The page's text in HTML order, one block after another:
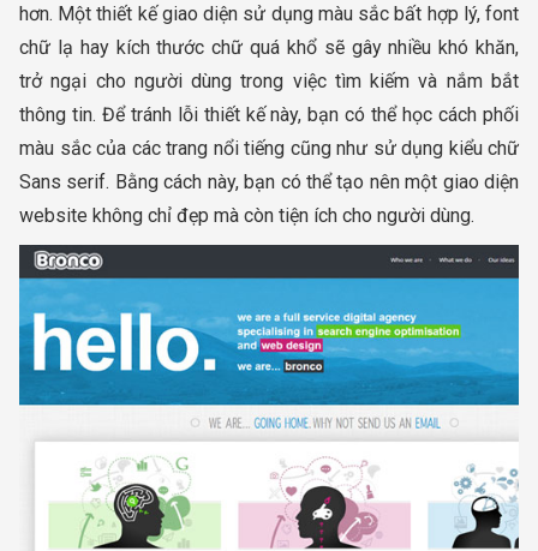
hơn. Một thiết kế giao diện sử dụng màu sắc bất hợp lý, font
chữ lạ hay kích thước chữ quá khổ sẽ gây nhiều khó khăn,
trở ngại cho người dùng trong việc tìm kiếm và nắm bắt
thông tin. Để tránh lỗi thiết kế này, bạn có thể học cách phối
màu sắc của các trang nổi tiếng cũng như sử dụng kiểu chữ
Sans serif. Bằng cách này, bạn có thể tạo nên một giao diện
website không chỉ đẹp mà còn tiện ích cho người dùng.